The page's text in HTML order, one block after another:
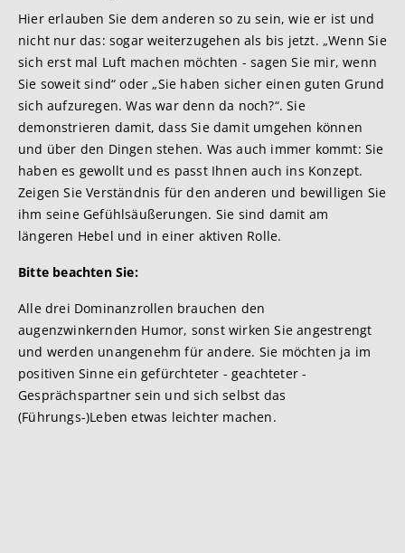
Hier erlauben Sie dem anderen so zu sein, wie er ist und
nicht nur das: sogar weiterzugehen als bis jetzt. „Wenn Sie
sich erst mal Luft machen möchten - sagen Sie mir, wenn
Sie soweit sind“ oder „Sie haben sicher einen guten Grund
sich aufzuregen. Was war denn da noch?“. Sie
demonstrieren damit, dass Sie damit umgehen können
und über den Dingen stehen. Was auch immer kommt: Sie
haben es gewollt und es passt Ihnen auch ins Konzept.
Zeigen Sie Verständnis für den anderen und bewilligen Sie
ihm seine Gefühlsäußerungen. Sie sind damit am
längeren Hebel und in einer aktiven Rolle.
Bitte beachten Sie:
Alle drei Dominanzrollen brauchen den
augenzwinkernden Humor, sonst wirken Sie angestrengt
und werden unangenehm für andere. Sie möchten ja im
positiven Sinne ein gefürchteter - geachteter -
Gesprächspartner sein und sich selbst das
(Führungs-)Leben etwas leichter machen.